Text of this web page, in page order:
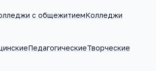
с общежитиемКолледжи
ПедагогическиеТворческие